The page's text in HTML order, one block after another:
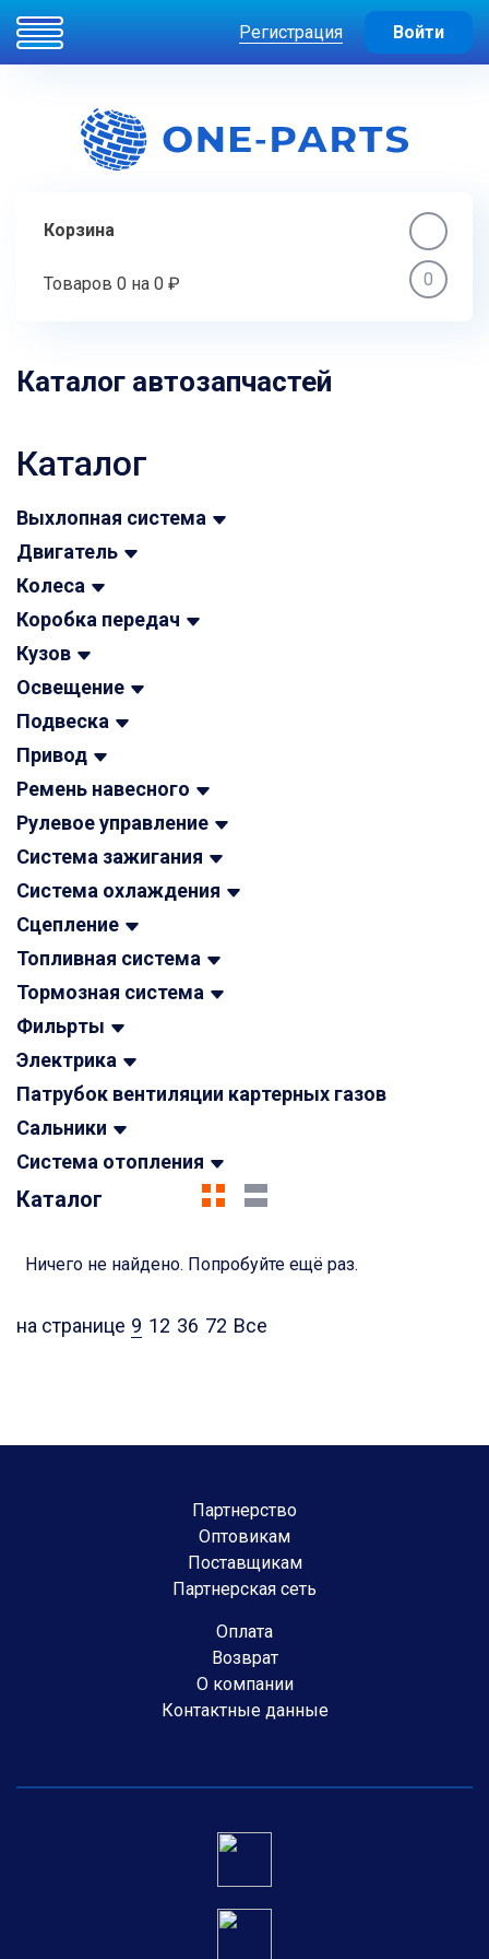
Регистрация Войти
Корзина
Товаров 0 на 0 ₽ 0
Каталог автозапчастей
Каталог
Выхлопная система
Двигатель
Колеса
Коробка передач
Кузов
Освещение
Подвеска
Привод
Ремень навесного
Рулевое управление
Система зажигания
Система охлаждения
Сцепление
Топливная система
Тормозная система
Фильрты
Электрика
Патрубок вентиляции картерных газов
Сальники
Система отопления
Каталог
Ничего не найдено. Попробуйте ещё раз.
на странице 9 12 36 72 Все
Партнерство
Оптовикам
Поставщикам
Партнерская сеть
Оплата
Возврат
О компании
Контактные данные